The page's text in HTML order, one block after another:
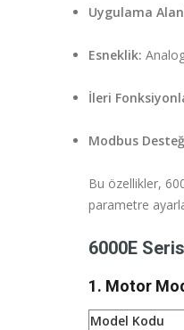
Uygulama
Esneklik:
İleri
Modbus
Bu özellikler,
parametre
6000E
1. Motor
Model Kodu